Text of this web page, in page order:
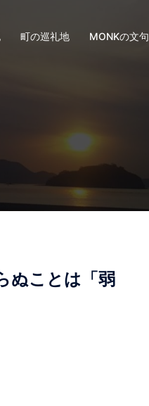
町の巡礼地 MONKの文句
ぬことは「弱